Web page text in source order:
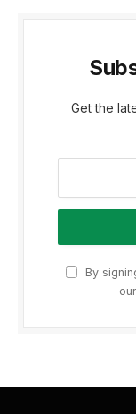
Get the
By
our